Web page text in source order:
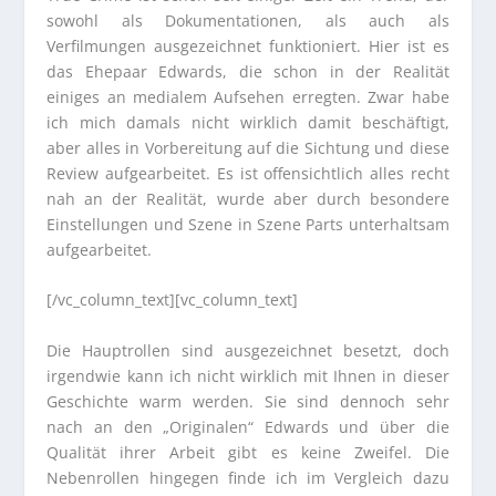
sowohl als Dokumentationen, als auch als
Verfilmungen ausgezeichnet funktioniert. Hier ist es
das Ehepaar Edwards, die schon in der Realität
einiges an medialem Aufsehen erregten. Zwar habe
ich mich damals nicht wirklich damit beschäftigt,
aber alles in Vorbereitung auf die Sichtung und diese
Review aufgearbeitet. Es ist offensichtlich alles recht
nah an der Realität, wurde aber durch besondere
Einstellungen und Szene in Szene Parts unterhaltsam
aufgearbeitet.
[/vc_column_text][vc_column_text]
Die Hauptrollen sind ausgezeichnet besetzt, doch
irgendwie kann ich nicht wirklich mit Ihnen in dieser
Geschichte warm werden. Sie sind dennoch sehr
nach an den „Originalen“ Edwards und über die
Qualität ihrer Arbeit gibt es keine Zweifel. Die
Nebenrollen hingegen finde ich im Vergleich dazu